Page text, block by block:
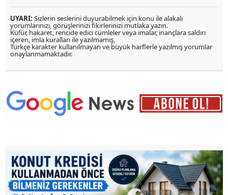
UYARI: Sizlerin seslerini duyurabilmek için konu ile alakalı
yorumlarınızı, görüşlerinizi fikirlerinizi mutlaka yazın.
Küfür, hakaret, rencide edici cümleler veya imalar, inançlara saldırı
içeren, imla kuralları ile yazılmamış,
Türkçe karakter kullanılmayan ve büyük harflerle yazılmış yorumlar
onaylanmamaktadır.